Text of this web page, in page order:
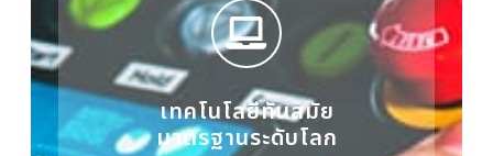
เทคโนโลยีทันสมัย
มาตรฐานระดับโลก